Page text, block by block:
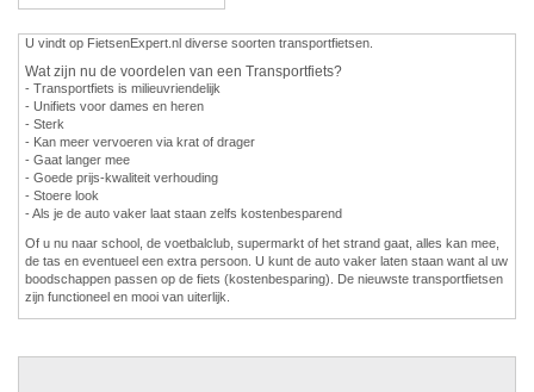
U vindt op FietsenExpert.nl diverse soorten transportfietsen.
Wat zijn nu de voordelen van een Transportfiets?
- Transportfiets is milieuvriendelijk
- Unifiets voor dames en heren
- Sterk
- Kan meer vervoeren via krat of drager
- Gaat langer mee
- Goede prijs-kwaliteit verhouding
- Stoere look
- Als je de auto vaker laat staan zelfs kostenbesparend
Of u nu naar school, de voetbalclub, supermarkt of het strand gaat, alles kan mee,
de tas en eventueel een extra persoon. U kunt de auto vaker laten staan want al uw
boodschappen passen op de fiets (kostenbesparing). De nieuwste transportfietsen
zijn functioneel en mooi van uiterlijk.